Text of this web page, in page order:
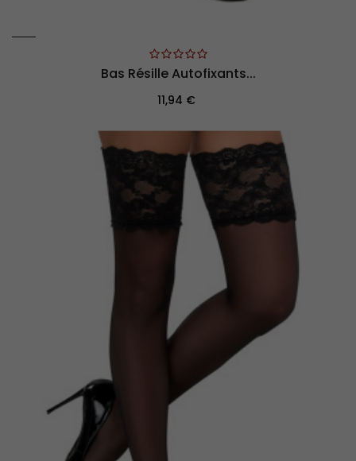
Bas Résille Autofixants...
Prix
11,94 €